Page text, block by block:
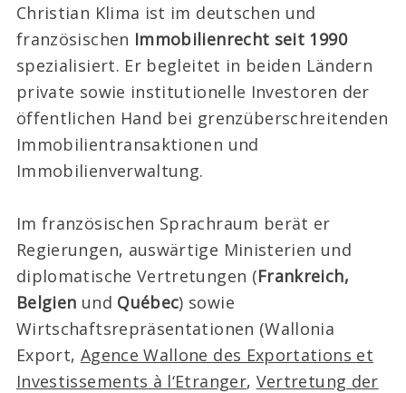
Christian Klima ist im deutschen und
französischen Immobilienrecht seit 1990
spezialisiert. Er begleitet in beiden Ländern
private sowie institutionelle Investoren der
öffentlichen Hand bei grenzüberschreitenden
Immobilientransaktionen und
Immobilienverwaltung.
Im französischen Sprachraum berät er
Regierungen, auswärtige Ministerien und
diplomatische Vertretungen (Frankreich,
Belgien und Québec) sowie
Wirtschaftsrepräsentationen (Wallonia
Export, Agence Wallone des Exportations et
Investissements à l‘Etranger, Vertretung der